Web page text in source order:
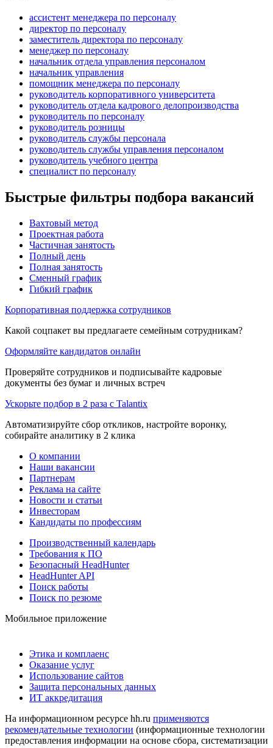
ассистент менеджера по персоналу
директор по персоналу
заместитель директора по персоналу
менеджер по персоналу
начальник отдела управления персоналом
начальник управления
помощник менеджера по персоналу
руководитель корпоративного университета
руководитель отдела кадрового делопроизводства
руководитель по персоналу
руководитель розницы
руководитель службы персонала
руководитель службы управления персоналом
руководитель учебного центра
специалист по персоналу
Быстрые фильтры подбора вакансий
Вахтовый метод
Проектная работа
Частичная занятость
Полный день
Полная занятость
Сменный график
Гибкий график
Корпоративная поддержка сотрудников
Какой соцпакет вы предлагаете семейным сотрудникам?
Оформляйте кандидатов онлайн
Проверяйте сотрудников и подписывайте кадровые
документы без бумаг и личных встреч
Ускорьте подбор в 2 раза с Talantix
Автоматизируйте сбор откликов, настройте воронку,
собирайте аналитику в 2 клика
О компании
Наши вакансии
Партнерам
Реклама на сайте
Новости и статьи
Инвесторам
Кандидаты по профессиям
Производственный календарь
Требования к ПО
Безопасный HeadHunter
HeadHunter API
Поиск работы
Поиск по резюме
Мобильное приложение
Этика и комплаенс
Оказание услуг
Использование сайтов
Защита персональных данных
ИТ аккредитация
На информационном ресурсе hh.ru применяются
рекомендательные технологии (информационные технологии
предоставления информации на основе сбора, систематизации